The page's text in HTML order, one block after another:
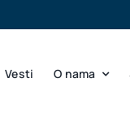
Vesti O nama